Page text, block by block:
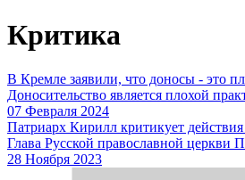
Критика
В Кремле заявили, что доносы - это
Доносительство является плохой
07 Февраля 2024
Патриарх Кирилл критикует
Глава Русской православной церкви
28 Ноября 2023